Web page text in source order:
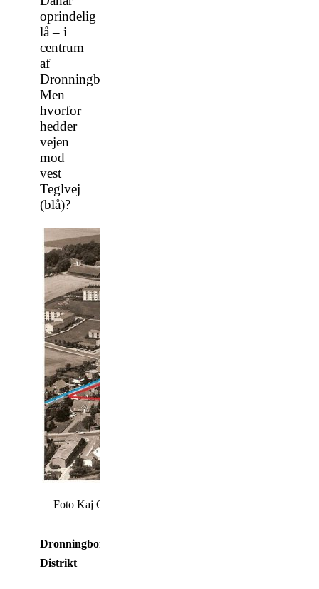
oprindelig
lå – i
centrum
af
Dronningborg.
Men
hvorfor
hedder
vejen
mod
vest
Teglvej
(blå)?
Foto Kaj Grosen
Dronningborg
Distrikt